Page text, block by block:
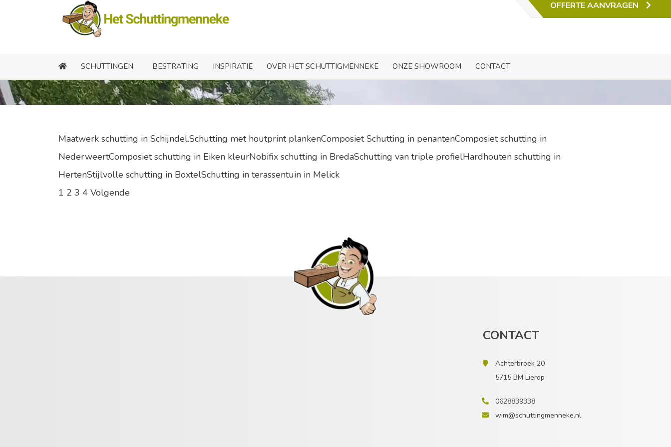
OFFERTE AANVRAGEN
SCHUTTINGEN BESTRATING INSPIRATIE OVER HET SCHUTTIGMENNEKE ONZE SHOWROOM CONTACT
Maatwerk schutting in Schijndel.Schutting met houtprint plankenComposiet Schutting in penantenComposiet schutting in
NederweertComposiet schutting in Eiken kleurNobifix schutting in BredaSchutting van triple profielHardhouten schutting in
HertenStijlvolle schutting in BoxtelSchutting in terassentuin in Melick
1 2 3 4 Volgende
CONTACT
Achterbroek 20
5715 BM Lierop
0628839338
wim@schuttingmenneke.nl